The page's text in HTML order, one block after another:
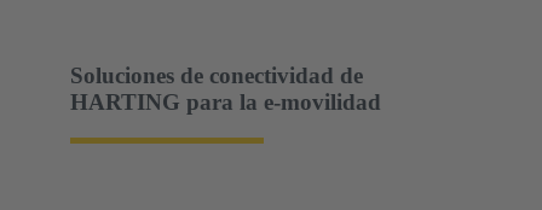
Soluciones de conectividad de
HARTING para la e-movilidad